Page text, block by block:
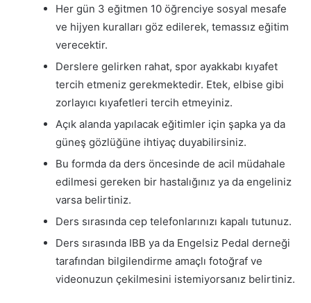
Her gün 3 eğitmen 10 öğrenciye sosyal mesafe
ve hijyen kuralları göz edilerek, temassız eğitim
verecektir.
Derslere gelirken rahat, spor ayakkabı kıyafet
tercih etmeniz gerekmektedir. Etek, elbise gibi
zorlayıcı kıyafetleri tercih etmeyiniz.
Açık alanda yapılacak eğitimler için şapka ya da
güneş gözlüğüne ihtiyaç duyabilirsiniz.
Bu formda da ders öncesinde de acil müdahale
edilmesi gereken bir hastalığınız ya da engeliniz
varsa belirtiniz.
Ders sırasında cep telefonlarınızı kapalı tutunuz.
Ders sırasında IBB ya da Engelsiz Pedal derneği
tarafından bilgilendirme amaçlı fotoğraf ve
videonuzun çekilmesini istemiyorsanız belirtiniz.